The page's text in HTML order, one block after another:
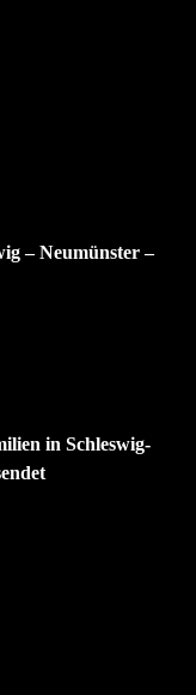
– Neumünster –
in Schleswig-